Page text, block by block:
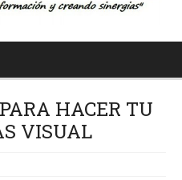
HACER TU
VISUAL